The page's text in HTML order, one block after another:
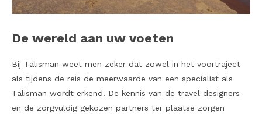
De wereld aan uw voeten
Bij Talisman weet men zeker dat zowel in het voortraject
als tijdens de reis de meerwaarde van een specialist als
Talisman wordt erkend. De kennis van de travel designers
en de zorgvuldig gekozen partners ter plaatse zorgen